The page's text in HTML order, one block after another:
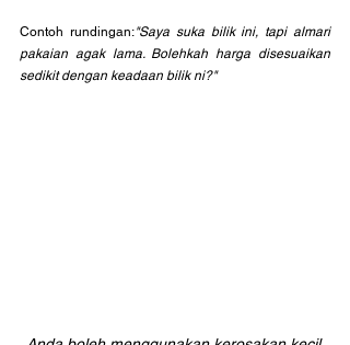
Contoh rundingan:"Saya suka bilik ini, tapi almari
pakaian agak lama. Bolehkah harga disesuaikan
sedikit dengan keadaan bilik ni?"